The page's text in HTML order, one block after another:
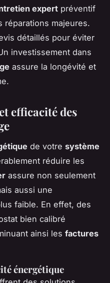
expert préventif
réparations majeures.
détaillés pour éviter
investissement dans
assure la longévité et
efficacité des
de votre système
réduire les
assure non seulement
aussi une
faible. En effet, des
bien calibré
ainsi les factures
énergétique